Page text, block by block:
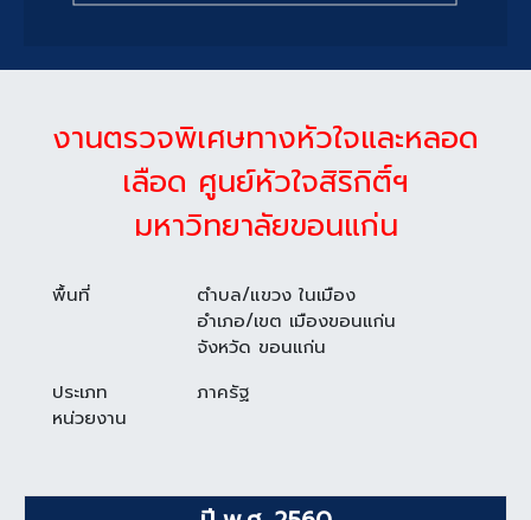
งานตรวจพิเศษทางหัวใจและหลอด
เลือด ศูนย์หัวใจสิริกิติ์ฯ
มหาวิทยาลัยขอนแก่น
พื้นที่
ตำบล/แขวง ในเมือง
อำเภอ/เขต เมืองขอนแก่น
จังหวัด ขอนแก่น
ประเภท
หน่วยงาน
ภาครัฐ